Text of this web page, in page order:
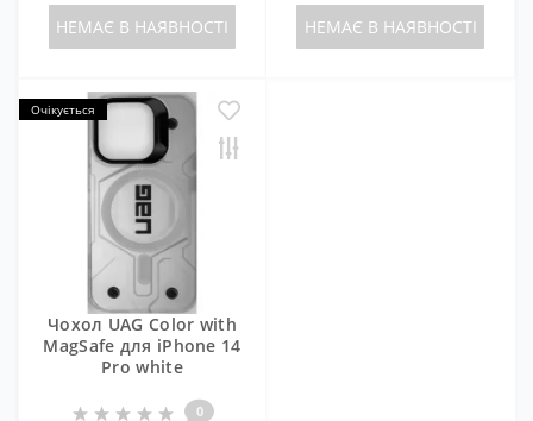
НЕМАЄ В НАЯВНОСТІ НЕМАЄ В НАЯВНОСТІ
Очікується
Чохол UAG Color with
MagSafe для iPhone 14
Pro white
0